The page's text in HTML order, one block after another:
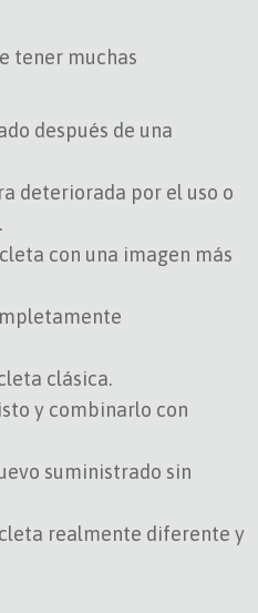
tener muchas
después de una
deteriorada por el uso o
con una imagen más
clásica.
y combinarlo con
suministrado sin
realmente diferente y